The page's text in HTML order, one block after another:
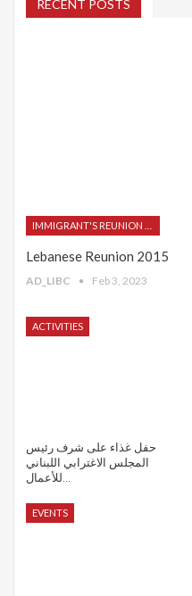
RECENT POSTS
Lebanese Reunion 2015
AD_LIBC Feb 3, 2023
ACTIVITIES
حفل غذاء على شرف رئيس
المجلس الاغترابي اللبناني
للأعمال…
EVENTS